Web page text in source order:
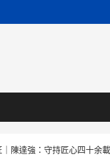
陳達強：守持匠心四十余